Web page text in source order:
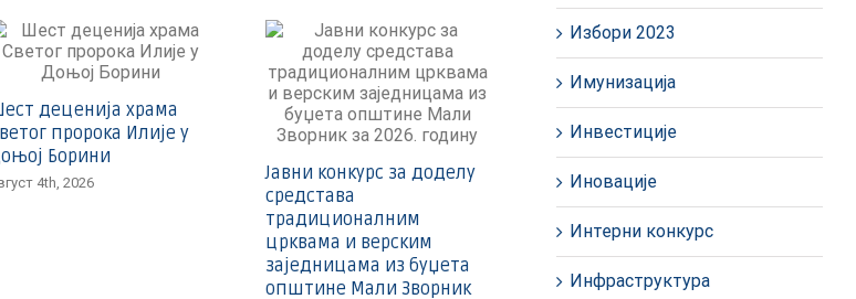
деценија храма
пророка Илије у
Борини
4th, 2026
Јавни конкурс за доделу
средстава
традиционалним
црквама и верским
заједницама из буџета
општине Мали Зворник
Избори 2023
Имунизација
Инвестиције
Иновације
Интерни конкурс
Инфраструктура